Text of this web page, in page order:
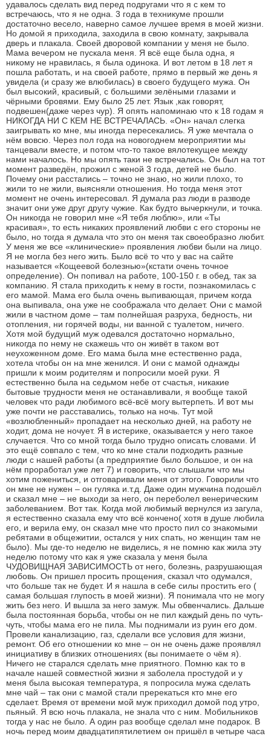
удавалось сделать вид перед подругами что я с кем то
встречаюсь, что я не одна. 3 года в техникуме прошли
достаточно весело, наверно самое лучшее время в моей жизни.
Но домой я приходила, заходила в свою комнату, закрывала
дверь и плакала. Своей дворовой компании у меня не было.
Мама вечером не пускала меня. Я всё еще была одна, я
никому не нравилась, я была одинока. И вот летом в 18 лет я
пошла работать, и на своей работе, прямо в первый же день я
увидела (и сразу же влюбилась) в своего будущего мужа. Он
был высокий, красивый, с большими зелёными глазами и
чёрными бровями. Ему было 25 лет. Язык ,как говорят,
подвешен(даже через чур). Я опять напоминаю что к 18 годам я
НИКОГДА НИ С КЕМ НЕ ВСТРЕЧАЛАСЬ. «Он» начал слегка
заигрывать ко мне, мы иногда пересекались. Я уже мечтала о
нём вовсю. Через пол года на новогоднем мероприятии мы
танцевали вместе, и потом что-то такое вялотекущее между
нами началось. Но мы опять таки не встречались. Он был на тот
момент разведён, прожил с женой 3 года, детей не было.
Почему они расстались – точно не знаю, но жили плохо, то
жили то не жили, выясняли отношения. Но тогда меня этот
момент не очень интересовал. Я думала раз люди в разводе
значит они уже друг другу чужие. Как будто вычеркнули, и точка.
Он никогда не говорил мне «Я тебя люблю», или «Ты
красивая», то есть никаких проявлений любви с его стороны не
было, но тогда я думала что это он меня так своеобразно любит.
У меня же все «клинические» проявления любви были на лицо.
Я не могла без него жить. Было всё то что у вас на сайте
называется «Кощеевой болезнью»(кстати очень точное
определение). Он попивал на работе, 100-150 г. в обед, так за
компанию. Я стала приходить к нему в гости, познакомилась с
его мамой. Мама его была очень выпивающая, причем когда
она выпивала, она уже не соображала что делает. Они с мамой
жили в частном доме – там полнейшая разруха, бедность, ни
отопления, ни горячей воды, ни ванной с туалетом, ничего.
Хотя мой будущий муж одевался достаточно нормально,
никогда по нему не скажешь что он живёт в таком вот
неухоженном доме. Его мама была мне естественно рада,
хотела чтобы он на мне женился. И они с мамой однажды
пришли к моим родителям и попросили моей руки. Я
естественно была на седьмом небе от счастья, никакие
бытовые трудности меня не останавливали, я вообще такой
человек что ради любимого всё-всё могу вытерпеть. И вот мы
уже почти не расставались, только на ночь. Тут мой
«возлюбленный» пропадает на несколько дней, на работу не
ходит, дома не ночует. Я в истерике, оказывается у него такое
случается. Что со мной тогда было трудно описать словами. И
это ещё совпало с тем, что ко мне стали подходить разные
люди с нашей работы (а предприятие было большое, и он на
нём проработал уже лет 7) и говорить, что слышали что мы
хотим пожениться, и отговаривали меня от этого. Говорили что
он мне не нужен – он гуляка и.т.д. Даже один мужчина подошёл
и сказал мне – не выходи за него, он переболел венерическим
заболеванием. Вот так. Когда мой любимый вернулся из загула,
я естественно сказала ему что всё кончено( хотя в душе любила
его, и верила ему, он сказал мне что просто пил со знакомыми
ребятами в общежитии, остался у них спать, но женщин там не
было). Мы где-то неделю не виделись, я не помню как жила эту
неделю потому что как я уже сказала у меня была
ЧУДОВИЩНАЯ ЗАВИСИМОСТЬ от него, болезнь, разрушающая
любовь. Он пришел просить прощения, сказал что одумался,
что больше так не будет. И я нашла в себе силы простить его (
самая большая глупость в моей жизни). Я понимала что не могу
жить без него. И вышла за него замуж. Мы обвенчались. Дальше
была постоянная борьба, чтобы он не пил каждый день по чуть-
чуть, чтобы мама его не пила. Мы поднимали из руин его дом.
Провели канализацию, газ, сделали все условия для жизни,
ремонт. Об его отношении ко мне – он не очень даже проявлял
инициативу в близких отношениях (вы понимаете о чём я).
Ничего не старался сделать мне приятного. Помню как то в
начале нашей совместной жизни я заболела простудой и у
меня была высокая температура, я попросила мужа сделать
мне чай – так они с мамой стали пререкаться кто мне его
сделает. Время от времени мой муж приходил домой под утро,
пьяный. Я всю ночь плакала, не знала что с ним. Мобильников
тогда у нас не было. А один раз вообще сделал мне подарок. В
ночь перед моим двадцатипятилетием он пришёл в четыре часа